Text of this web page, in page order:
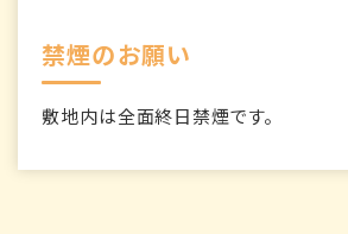
禁煙のお願い
敷地内は全面終日禁煙です。